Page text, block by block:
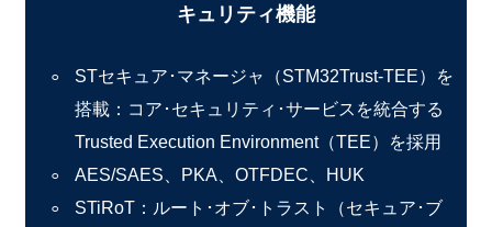
キュリティ機能
STセキュア･マネージャ（STM32Trust-TEE）を
搭載：コア･セキュリティ･サービスを統合する
Trusted Execution Environment（TEE）を採用
AES/SAES、PKA、OTFDEC、HUK
STiRoT：ルート･オブ･トラスト（セキュア･ブ